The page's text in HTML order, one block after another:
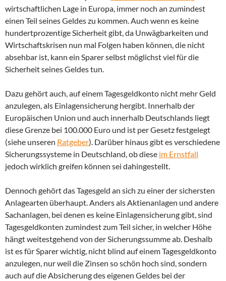
wirtschaftlichen Lage in Europa, immer noch an zumindest
einen Teil seines Geldes zu kommen. Auch wenn es keine
hundertprozentige Sicherheit gibt, da Unwägbarkeiten und
Wirtschaftskrisen nun mal Folgen haben können, die nicht
absehbar ist, kann ein Sparer selbst möglichst viel für die
Sicherheit seines Geldes tun.
Dazu gehört auch, auf einem Tagesgeldkonto nicht mehr Geld
anzulegen, als Einlagensicherung hergibt. Innerhalb der
Europäischen Union und auch innerhalb Deutschlands liegt
diese Grenze bei 100.000 Euro und ist per Gesetz festgelegt
(siehe unseren Ratgeber). Darüber hinaus gibt es verschiedene
Sicherungssysteme in Deutschland, ob diese im Ernstfall
jedoch wirklich greifen können sei dahingestellt.
Dennoch gehört das Tagesgeld an sich zu einer der sichersten
Anlagearten überhaupt. Anders als Aktienanlagen und andere
Sachanlagen, bei denen es keine Einlagensicherung gibt, sind
Tagesgeldkonten zumindest zum Teil sicher, in welcher Höhe
hängt weitestgehend von der Sicherungssumme ab. Deshalb
ist es für Sparer wichtig, nicht blind auf einem Tagesgeldkonto
anzulegen, nur weil die Zinsen so schön hoch sind, sondern
auch auf die Absicherung des eigenen Geldes bei der